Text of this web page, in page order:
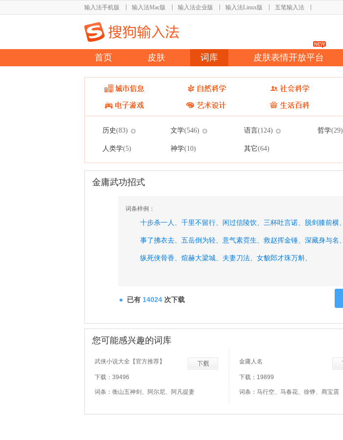
输入法手机版 输入法Mac版 输入法企业版 输入法Linux版 五笔输入法
首页 皮肤 词库 皮肤表情开放平台
历史(83) 文学(546) 语言(124) 哲学(29)
人类学(5) 神学(10) 其它(64)
金庸武功招式
词条样例：
十步杀一人、 千里不留行、 闲过信陵饮、 三杯吐言诺、 脱剑膝前横、
事了拂衣去、 五岳倒为轻、 意气素霓生、 救赵挥金锤、 深藏身与名、
纵死侠骨香、 煊赫大梁城、 夫妻刀法、 女貌郎才珠万斛、
已有 14024 次下载
您可能感兴趣的词库
武侠小说大全【官方推荐】
下载：39496
词条：衡山五神剑、阿尔尼、阿凡提妻
金庸人名
下载：19899
词条：马行空、马春花、徐铮、商宝震